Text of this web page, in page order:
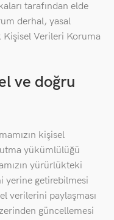
tarafından elde
derhal, yasal
Kişisel Verileri Koruma
ve doğru
kişisel
yükümlülüğü
yürürlükteki
yerine getirebilmesi
verilerini paylaşması
güncellemesi